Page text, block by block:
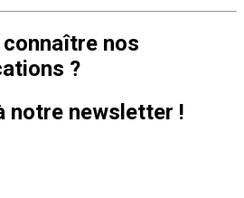
nos
?
notre newsletter !